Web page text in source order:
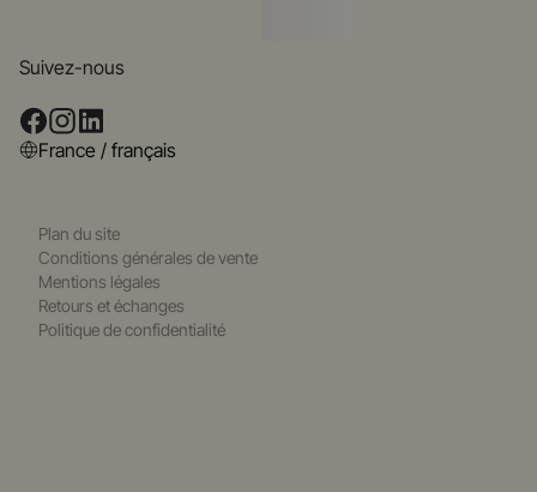
Suivez-nous
France / français
Plan du site
Conditions générales de vente
Mentions légales
Retours et échanges
Politique de confidentialité